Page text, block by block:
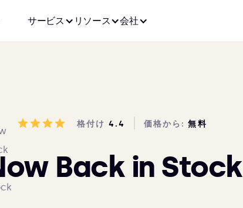
サービス リソース 会社
格付け 4.4 価格から: 無料
Back in Stock